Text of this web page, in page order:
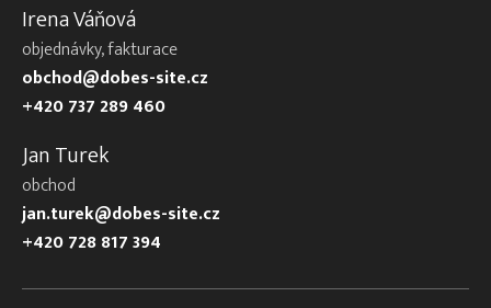
Irena Váňová
objednávky, fakturace
obchod@dobes-site.cz
+420 737 289 460
Jan Turek
obchod
jan.turek@dobes-site.cz
+420 728 817 394